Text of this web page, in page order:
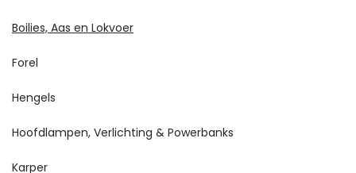
Boilies, Aas en Lokvoer
Forel
Hengels
Hoofdlampen, Verlichting & Powerbanks
Karper